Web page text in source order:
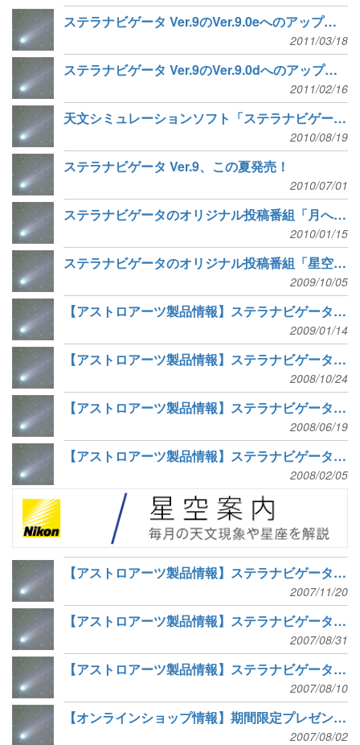
ステラナビゲータ Ver.9のVer.9.0eへのアップデータを公開
2011/03/18
ステラナビゲータ Ver.9のVer.9.0dへのアップデータを公開
2011/02/16
天文シミュレーションソフト「ステラナビゲータ9」を胎内星まつりで販売
2010/08/19
ステラナビゲータ Ver.9、この夏発売！
2010/07/01
ステラナビゲータのオリジナル投稿番組「月への道」を公開
2010/01/15
ステラナビゲータのオリジナル投稿番組「星空を想えば」を公開
2009/10/05
【アストロアーツ製品情報】ステラナビゲータのオリジナル投稿番組「ガリレオ記念日」を公開
2009/01/14
【アストロアーツ製品情報】ステラナビゲータのオリジナル投稿番組「星の彩る空の下」を公開
2008/10/24
【アストロアーツ製品情報】ステラナビゲータのコンテンツ・ライブラリで「金星の8年周期」を公開
2008/06/19
【アストロアーツ製品情報】ステラナビゲータで月周回衛星「かぐや」の動きを再現
2008/02/05
【アストロアーツ製品情報】ステラナビゲータ Ver.8のコンテンツ・ライブラリで「地球の出・入り」を公開
2007/11/20
【アストロアーツ製品情報】ステラナビゲータ Ver.8のコンテンツ・ライブラリで「惑星の相互食」を公開
2007/08/31
【アストロアーツ製品情報】ステラナビゲータ Ver.8の体験版を公開
2007/08/10
【オンラインショップ情報】期間限定プレゼントやお買い得な皆既月食観測機材
2007/08/02